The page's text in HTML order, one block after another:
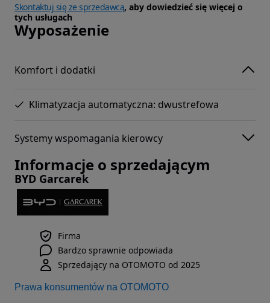
Skontaktuj się ze sprzedawcą, aby dowiedzieć się więcej o
tych usługach
Wyposażenie
Komfort i dodatki
Klimatyzacja automatyczna: dwustrefowa
Systemy wspomagania kierowcy
Informacje o sprzedającym
BYD Garcarek
Firma
Bardzo sprawnie odpowiada
Sprzedający na OTOMOTO od 2025
Prawa konsumentów na OTOMOTO